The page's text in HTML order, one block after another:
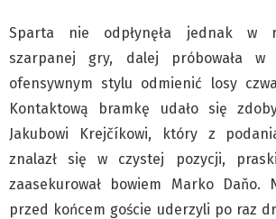
Sport
Czytelnicy piszą
Multimedia
Obiektyw Głosu
Fotoreportaże
studio glos.live
Głos Brandysa
Sparta nie odpłynęła jednak w
szarpanej gry, dalej próbowała w
ofensywnym stylu odmienić losy
Kontaktową bramkę udało się
Jakubowi Krejčíkowi, który z
znalazł się w czystej pozycji,
zaasekurował bowiem Marko Daňo.
przed końcem goście uderzyli po raz